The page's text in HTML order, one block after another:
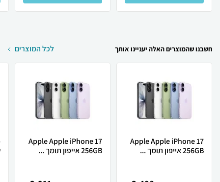
חשבנו שהמוצרים האלה יעניינו אותך לכל המוצרים
Apple Apple iPhone 17
256GB אייפון תומך ...
Apple Apple iPhone 17
256GB אייפון תומך ...